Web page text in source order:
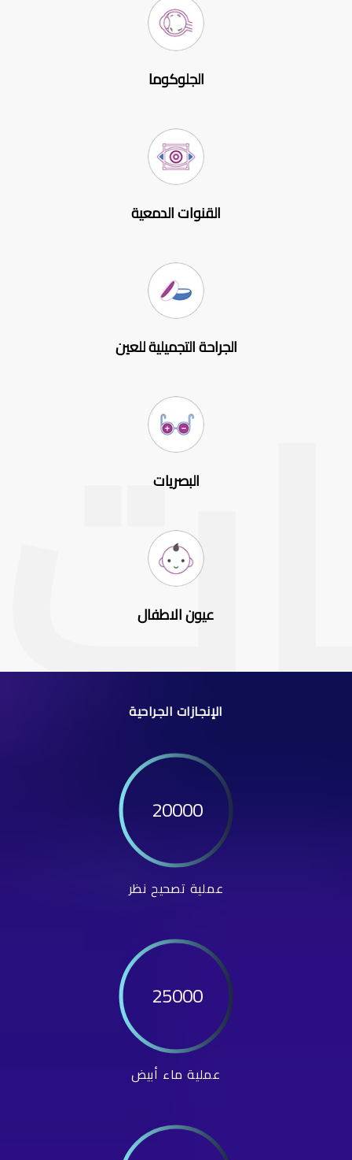
الجلوكوما
القنوات الدمعية
الجراحة التجميلية للعين
البصريات
عيون الاطفال
الإنجازات الجراحية
20000
عملية تصحيح نظر
25000
عملية ماء أبيض